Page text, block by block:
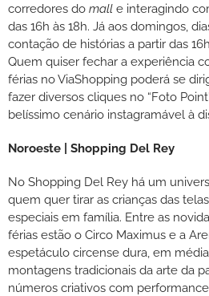
corredores do mall e interagindo
das 16h às 18h. Já aos domingos,
contação de histórias a partir das
Quem quiser fechar a experiência
férias no ViaShopping poderá se
fazer diversos cliques no “Foto
belíssimo cenário instagramável à
Noroeste | Shopping Del Rey
No Shopping Del Rey há um
quem quer tirar as crianças das
especiais em família. Entre as
férias estão o Circo Maximus e a
espetáculo circense dura, em
montagens tradicionais da arte da
números criativos com